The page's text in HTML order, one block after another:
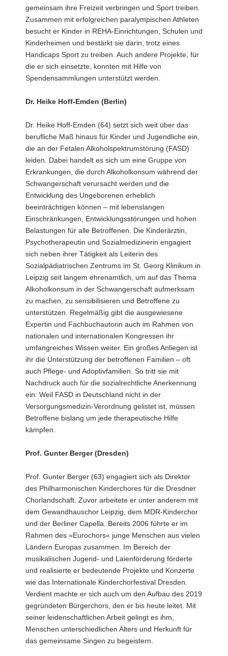
gemeinsam ihre Freizeit verbringen und Sport treiben.
Zusammen mit erfolgreichen paralympischen Athleten
besucht er Kinder in REHA-Einrichtungen, Schulen und
Kinderheimen und bestärkt sie darin, trotz eines
Handicaps Sport zu treiben. Auch andere Projekte, für
die er sich einsetzte, konnten mit Hilfe von
Spendensammlungen unterstützt werden.
Dr. Heike Hoff-Emden (Berlin)
Dr. Heike Hoff-Emden (64) setzt sich weit über das
berufliche Maß hinaus für Kinder und Jugendliche ein,
die an der Fetalen Alkoholspektrumstörung (FASD)
leiden. Dabei handelt es sich um eine Gruppe von
Erkrankungen, die durch Alkoholkonsum während der
Schwangerschaft verursacht werden und die
Entwicklung des Ungeborenen erheblich
beeinträchtigen können – mit lebenslangen
Einschränkungen, Entwicklungsstörungen und hohen
Belastungen für alle Betroffenen. Die Kinderärztin,
Psychotherapeutin und Sozialmedizinerin engagiert
sich neben ihrer Tätigkeit als Leiterin des
Sozialpädiatrischen Zentrums im St. Georg Klinikum in
Leipzig seit langem ehrenamtlich, um auf das Thema
Alkoholkonsum in der Schwangerschaft aufmerksam
zu machen, zu sensibilisieren und Betroffene zu
unterstützen. Regelmäßig gibt die ausgewiesene
Expertin und Fachbuchautorin auch im Rahmen von
nationalen und internationalen Kongressen ihr
umfangreiches Wissen weiter. Ein großes Anliegen ist
ihr die Unterstützung der betroffenen Familien – oft
auch Pflege- und Adoptivfamilien. So tritt sie mit
Nachdruck auch für die sozialrechtliche Anerkennung
ein: Weil FASD in Deutschland nicht in der
Versorgungsmedizin-Verordnung gelistet ist, müssen
Betroffene bislang um jede therapeutische Hilfe
kämpfen.
Prof. Gunter Berger (Dresden)
Prof. Gunter Berger (63) engagiert sich als Direktor
des Philharmonischen Kinderchores für die Dresdner
Chorlandschaft. Zuvor arbeitete er unter anderem mit
dem Gewandhauschor Leipzig, dem MDR-Kinderchor
und der Berliner Capella. Bereits 2006 führte er im
Rahmen des »Eurochors« junge Menschen aus vielen
Ländern Europas zusammen. Im Bereich der
musikalischen Jugend- und Laienförderung förderte
und realisierte er bedeutende Projekte und Konzerte
wie das Internationale Kinderchorfestival Dresden.
Verdient machte er sich auch um den Aufbau des 2019
gegründeten Bürgerchors, den er bis heute leitet. Mit
seiner leidenschaftlichen Arbeit gelingt es ihm,
Menschen unterschiedlichen Alters und Herkunft für
das gemeinsame Singen zu begeistern.